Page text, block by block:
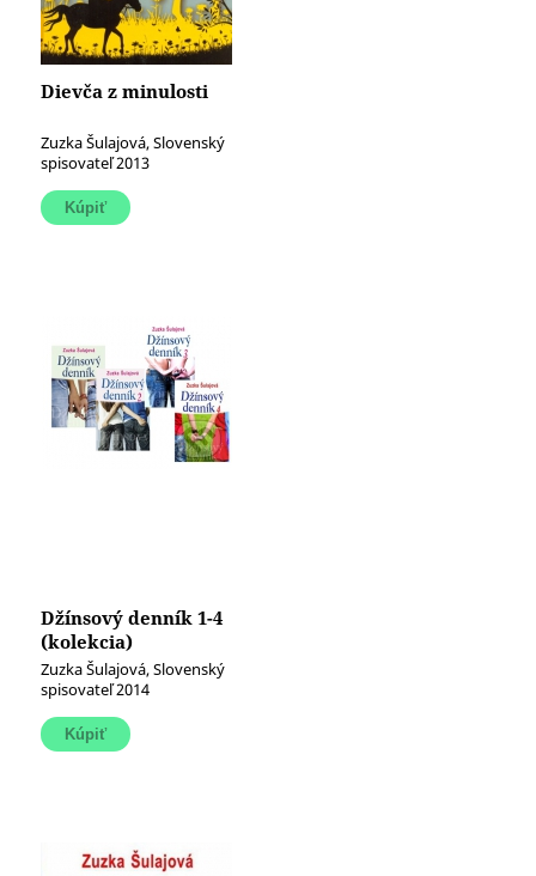
Dievča z minulosti
Zuzka Šulajová, Slovenský
spisovateľ 2013
Džínsový denník 1-4
(kolekcia)
Zuzka Šulajová, Slovenský
spisovateľ 2014